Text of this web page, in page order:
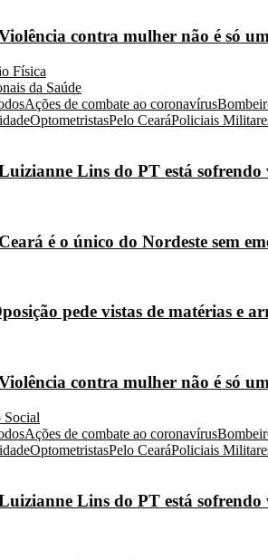
contra mulher não é só
Física
da Saúde
Ações de combate ao coronavírus
OptometristasPelo CearáPoliciais
Lins do PT está
é o único do Nordeste sem
pede vistas de matérias e
contra mulher não é só
Social
Ações de combate ao coronavírus
OptometristasPelo CearáPoliciais
Lins do PT está